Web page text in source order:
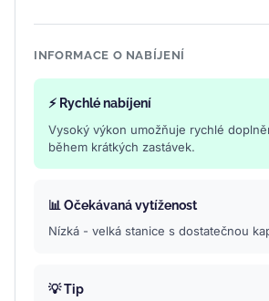
INFORMACE O NABÍJENÍ
⚡ Rychlé nabíjení
Vysoký výkon umožňuje rychlé
během krátkých zastávek.
📊 Očekávaná vytíženost
Nízká - velká stanice s dostatečnou
💡 Tip